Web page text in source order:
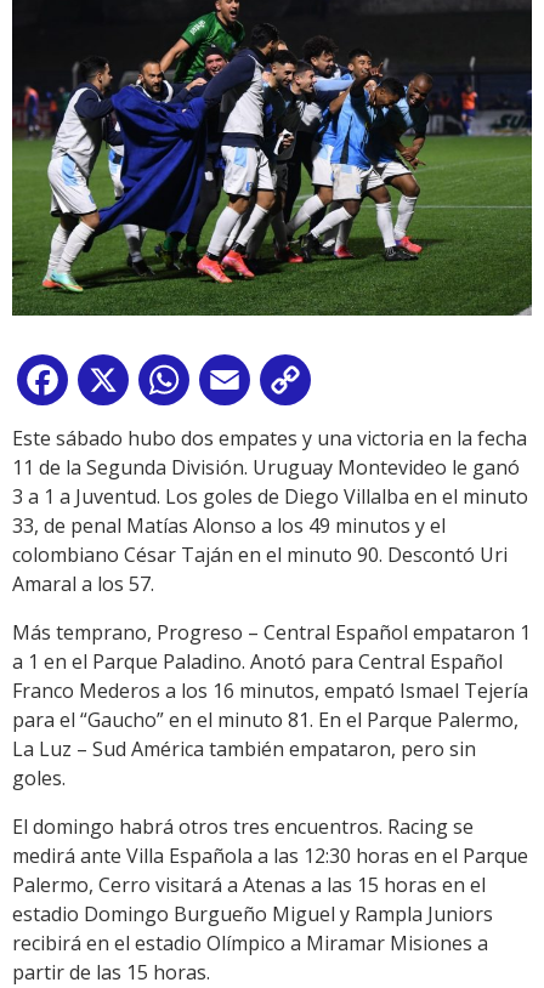
Facebook
X WhatsApp
Email
Link
Este sábado hubo dos empates y una victoria en la fecha
11 de la Segunda División. Uruguay Montevideo le ganó
3 a 1 a Juventud. Los goles de Diego Villalba en el minuto
33, de penal Matías Alonso a los 49 minutos y el
colombiano César Taján en el minuto 90. Descontó Uri
Amaral a los 57.
Más temprano, Progreso – Central Español empataron 1
a 1 en el Parque Paladino. Anotó para Central Español
Franco Mederos a los 16 minutos, empató Ismael Tejería
para el “Gaucho” en el minuto 81. En el Parque Palermo,
La Luz – Sud América también empataron, pero sin
goles.
El domingo habrá otros tres encuentros. Racing se
medirá ante Villa Española a las 12:30 horas en el Parque
Palermo, Cerro visitará a Atenas a las 15 horas en el
estadio Domingo Burgueño Miguel y Rampla Juniors
recibirá en el estadio Olímpico a Miramar Misiones a
partir de las 15 horas.